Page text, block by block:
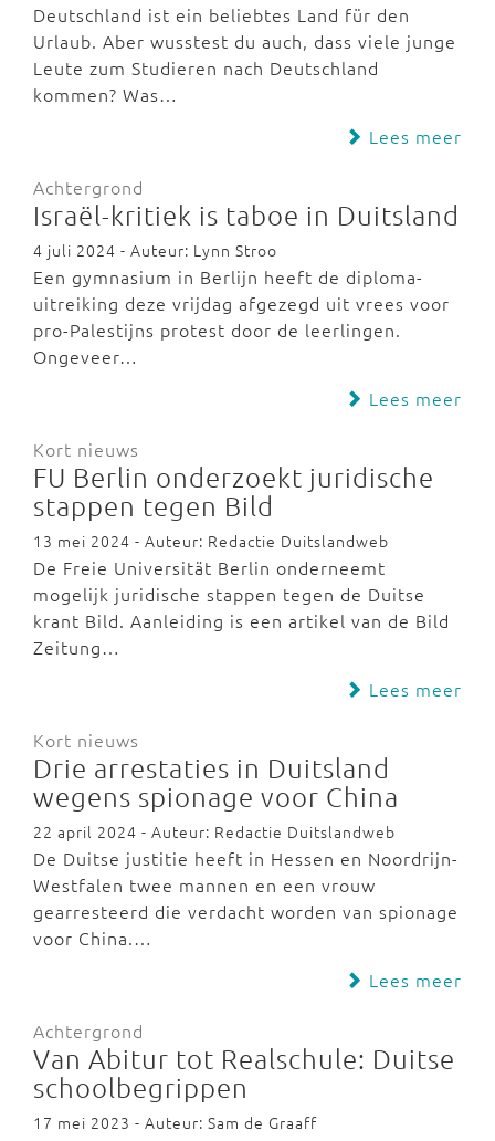
Deutschland ist ein beliebtes Land für den
Urlaub. Aber wusstest du auch, dass viele junge
Leute zum Studieren nach Deutschland
kommen? Was…
Lees meer
Achtergrond
Israël-kritiek is taboe in Duitsland
4 juli 2024 - Auteur: Lynn Stroo
Een gymnasium in Berlijn heeft de diploma-
uitreiking deze vrijdag afgezegd uit vrees voor
pro-Palestijns protest door de leerlingen.
Ongeveer…
Lees meer
Kort nieuws
FU Berlin onderzoekt juridische
stappen tegen Bild
13 mei 2024 - Auteur: Redactie Duitslandweb
De Freie Universität Berlin onderneemt
mogelijk juridische stappen tegen de Duitse
krant Bild. Aanleiding is een artikel van de Bild
Zeitung…
Lees meer
Kort nieuws
Drie arrestaties in Duitsland
wegens spionage voor China
22 april 2024 - Auteur: Redactie Duitslandweb
De Duitse justitie heeft in Hessen en Noordrijn-
Westfalen twee mannen en een vrouw
gearresteerd die verdacht worden van spionage
voor China.…
Lees meer
Achtergrond
Van Abitur tot Realschule: Duitse
schoolbegrippen
17 mei 2023 - Auteur: Sam de Graaff